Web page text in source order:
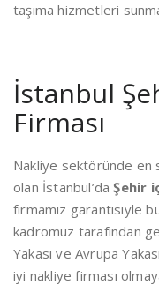
taşıma hizmetleri
İstanbul
Firması
Nakliye sektöründe en
olan İstanbul’daŞehir
firmamız garantisiyle
kadromuz tarafından
Yakası ve Avrupa
iyi nakliye firması